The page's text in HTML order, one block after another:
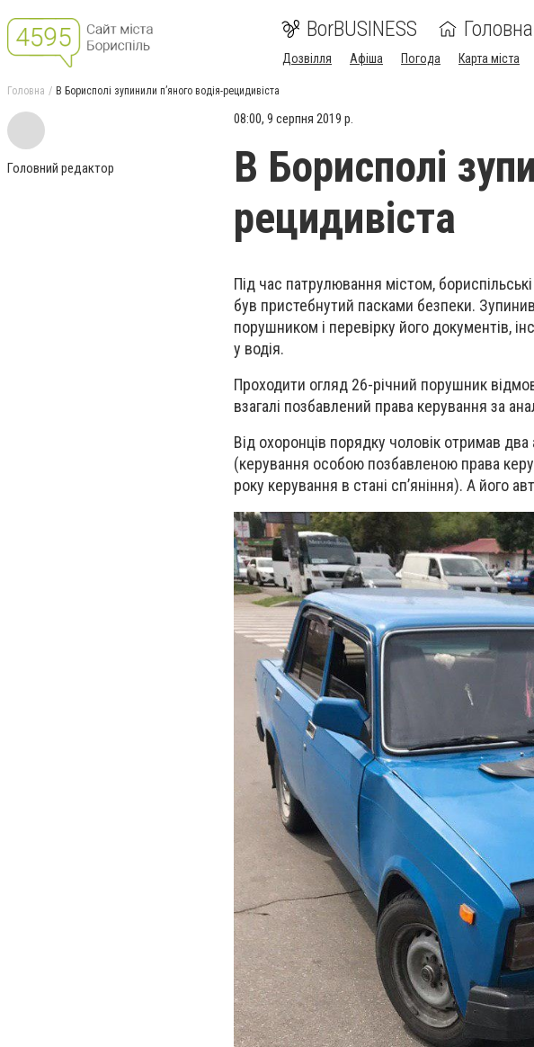
BorBUSINESS Головна
Дозвілля Афіша Погода Карта міста
Головна В Борисполі зупинили п’яного водія-рецидивіста
Головний редактор
08:00, 9 серпня 2019 р.
В Борисполі
рецидивіста
Під час патрулювання містом,
був пристебнутий пасками безпеки.
порушником і перевірку його документів,
у водія.
Проходити огляд 26-річний порушник
взагалі позбавлений права керування за
Від охоронців порядку чоловік отримав
(керування особою позбавленою права
року керування в стані сп’яніння). А його